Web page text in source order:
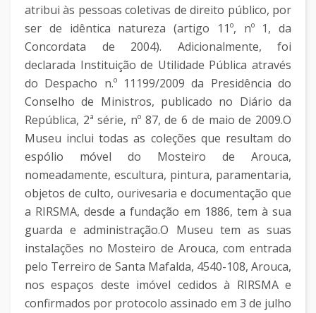
atribui às pessoas coletivas de direito público, por
ser de idêntica natureza (artigo 11º, nº 1, da
Concordata de 2004). Adicionalmente, foi
declarada Instituição de Utilidade Pública através
do Despacho n.º 11199/2009 da Presidência do
Conselho de Ministros, publicado no Diário da
República, 2ª série, nº 87, de 6 de maio de 2009.O
Museu inclui todas as coleções que resultam do
espólio móvel do Mosteiro de Arouca,
nomeadamente, escultura, pintura, paramentaria,
objetos de culto, ourivesaria e documentação que
a RIRSMA, desde a fundação em 1886, tem à sua
guarda e administração.O Museu tem as suas
instalações no Mosteiro de Arouca, com entrada
pelo Terreiro de Santa Mafalda, 4540-108, Arouca,
nos espaços deste imóvel cedidos à RIRSMA e
confirmados por protocolo assinado em 3 de julho